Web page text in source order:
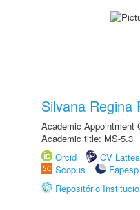
Silvana Regina
Academic Appointment
Academic title: MS-5.3
Orcid
CV Lattes
Scopus
Fapesp
Repositório